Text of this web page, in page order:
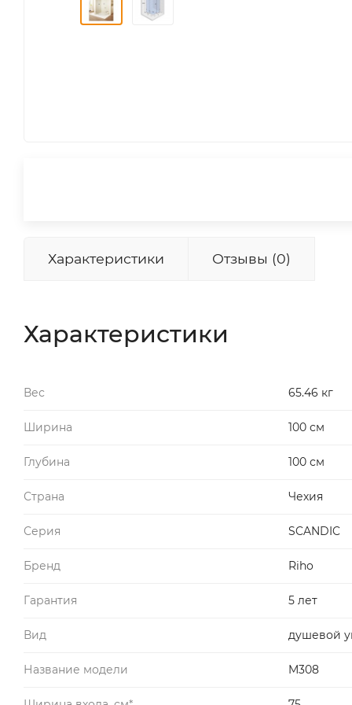
Характеристики Отзывы (0)
Характеристики
Вес 65.46 кг
Ширина 100 см
Глубина 100 см
Страна Чехия
Серия SCANDIC
Бренд Riho
Гарантия 5 лет
Вид душевой
Название модели M308